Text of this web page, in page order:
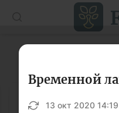
Статьи
УчебныеГлоссарий
Временной
13 окт 2020 14:19